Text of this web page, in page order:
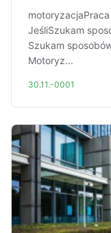
JeśliSzukam
Szukam
Motoryz...
30.11.-0001